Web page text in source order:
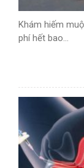
Khám hiếm
phí hết bao...